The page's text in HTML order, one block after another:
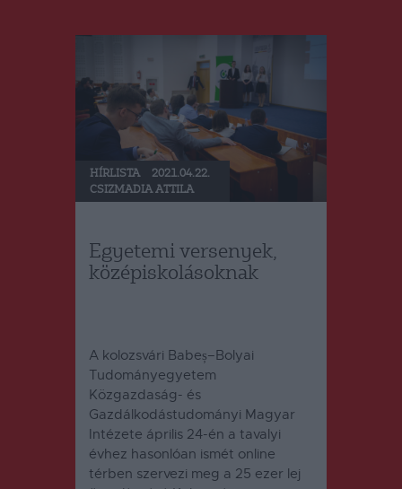
HÍRLISTA
2021.04.22.
CSIZMADIA ATTILA
Egyetemi versenyek,
középiskolásoknak
A kolozsvári Babeș–Bolyai
Tudományegyetem
Közgazdaság- és
Gazdálkodástudományi Magyar
Intézete április 24-én a tavalyi
évhez hasonlóan ismét online
térben szervezi meg a 25 ezer lej